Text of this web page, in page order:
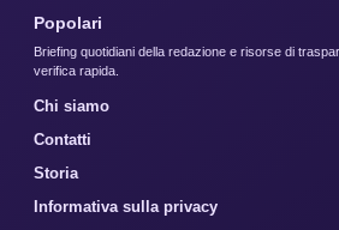
Popolari
Briefing quotidiani della redazione e risorse di
verifica rapida.
Chi siamo
Contatti
Storia
Informativa sulla privacy